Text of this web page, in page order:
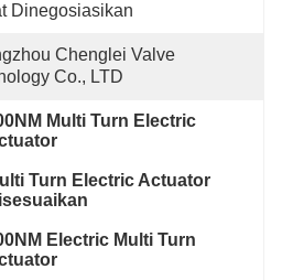
Dinegosiasikan
Chenglei Valve
Co., LTD
Multi Turn Electric
Turn Electric Actuator
Electric Multi Turn